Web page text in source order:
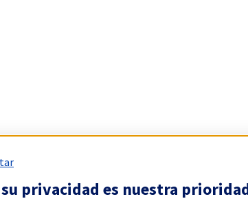
privacidad es nuestra